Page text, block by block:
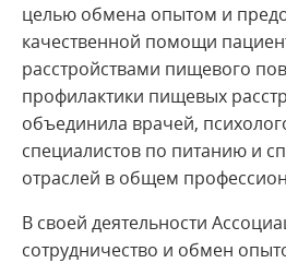
целью обмена опытом и
качественной помощи
расстройствами пищевого
профилактики пищевых
объединила врачей,
специалистов по питанию и
отраслей в общем
В своей деятельности
сотрудничество и обмен